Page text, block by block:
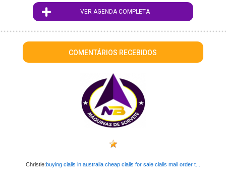
VER AGENDA COMPLETA
COMENTÁRIOS RECEBIDOS
Christie:buying cialis in australia cheap cialis for sale cialis mail order t...